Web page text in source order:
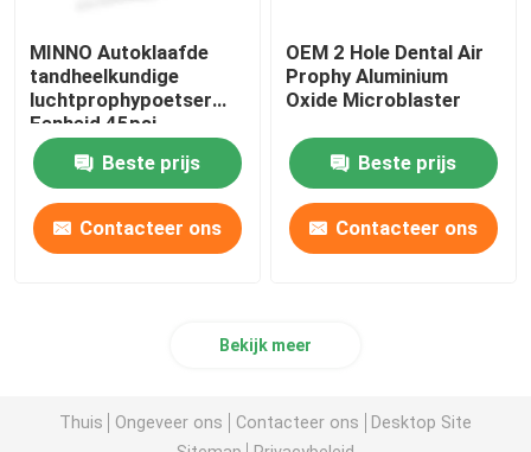
MINNO Autoklaafde
tandheelkundige
luchtprophypoetser
Eenheid 45psi
Beste prijs
Contacteer ons
OEM 2 Hole Dental Air
Prophy Aluminium
Oxide Microblaster
Beste prijs
Contacteer ons
Bekijk meer
Thuis Ongeveer ons Contacteer ons
Desktop Site